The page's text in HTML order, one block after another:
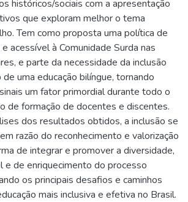
históricos/sociais com a apresentação
que exploram melhor o tema
Tem como proposta uma política de
acessível à Comunidade Surda nas
e parte da necessidade da inclusão
uma educação bilíngue, tornando
um fator primordial durante todo o
de formação de docentes e discentes.
dos resultados obtidos, a inclusão se
razão do reconhecimento e valorização
de integrar e promover a diversidade,
e de enriquecimento do processo
os principais desafios e caminhos
mais inclusiva e efetiva no Brasil.